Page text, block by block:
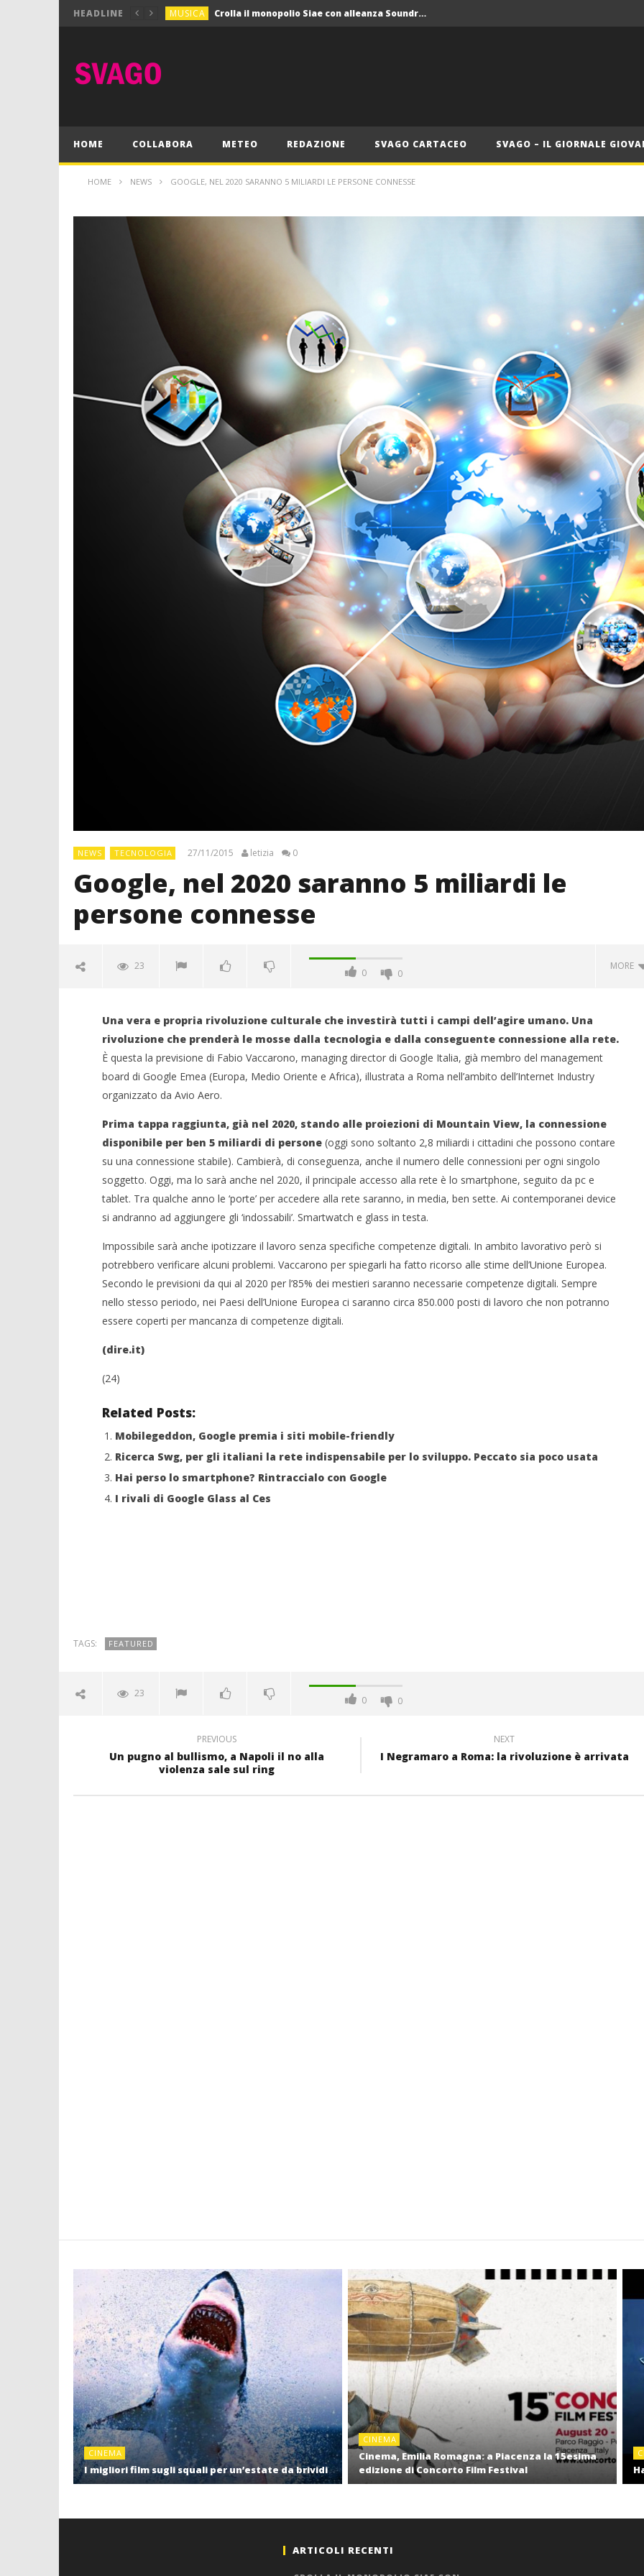
HEADLINE MUSICA Crolla il monopolio Siae con alleanza Soundreef – LEA
MUSICA Crolla il monopolio Siae con alleanza Soundreef – LEA
HOME COLLABORA METEO REDAZIONE SVAGO CARTACEO SVAGO – IL GIORNALE
HOME NEWS GOOGLE, NEL 2020 SARANNO 5 MILIARDI LE PERSONE CONNESSE
NEWS TECNOLOGIA 27/11/2015 letizia 0
Google, nel 2020 saranno 5 miliardi le
persone connesse
23
0 0
MORE
NOW VIEWING
Google, nel 2020 saranno 5
miliardi le persone connesse
27/11/2015
letizia
Crolla il monopolio Siae con
alleanza Soundreef - LEA
27/11/2015
letizia
Pink Floyd in mostra a Roma
27/11/2015
letizia
Una vera e propria rivoluzione culturale che investirà tutti i campi dell’agire umano. Una
rivoluzione che prenderà le mosse dalla tecnologia e dalla conseguente connessione alla rete.
È questa la previsione di Fabio Vaccarono, managing director di Google Italia, già membro del management
board di Google Emea (Europa, Medio Oriente e Africa), illustrata a Roma nell’ambito dell’Internet Industry
organizzato da Avio Aero.
Prima tappa raggiunta, già nel 2020, stando alle proiezioni di Mountain View, la connessione
disponibile per ben 5 miliardi di persone(oggi sono soltanto 2,8 miliardi i cittadini che possono contare
su una connessione stabile). Cambierà, di conseguenza, anche il numero delle connessioni per ogni singolo
soggetto. Oggi, ma lo sarà anche nel 2020, il principale accesso alla rete è lo smartphone, seguito da pc e
tablet. Tra qualche anno le ‘porte’ per accedere alla rete saranno, in media, ben sette. Ai contemporanei device
si andranno ad aggiungere gli ‘indossabili’. Smartwatch e glass in testa.
Impossibile sarà anche ipotizzare il lavoro senza specifiche competenze digitali. In ambito lavorativo però si
potrebbero verificare alcuni problemi. Vaccarono per spiegarli ha fatto ricorso alle stime dell’Unione Europea.
Secondo le previsioni da qui al 2020 per l’85% dei mestieri saranno necessarie competenze digitali. Sempre
nello stesso periodo, nei Paesi dell’Unione Europea ci saranno circa 850.000 posti di lavoro che non potranno
essere coperti per mancanza di competenze digitali.
(dire.it)
(24)
Related Posts:
Mobilegeddon, Google premia i siti mobile-friendly
Ricerca Swg, per gli italiani la rete indispensabile per lo sviluppo. Peccato sia poco usata
Hai perso lo smartphone? Rintraccialo con Google
I rivali di Google Glass al Ces
TAGS: FEATURED
23
0 0
PREVIOUS
Un pugno al bullismo, a Napoli il no alla
violenza sale sul ring
NEXT
I Negramaro a Roma: la rivoluzione è arrivata
CINEMA
I migliori film sugli squali per un’estate da brividi
CINEMA
Cinema, Emilia Romagna: a Piacenza la 15esima
edizione di Concorto Film Festival
ARTICOLI RECENTI